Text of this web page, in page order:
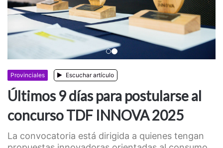
AnteriorSiguiente
Provinciales Escuchar artículo
Últimos 9 días para postularse al
concurso TDF INNOVA 2025
La convocatoria está dirigida a quienes tengan